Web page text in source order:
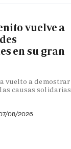
vuelve a
en su gran
vuelto a demostrar
causas solidarias
08/2026